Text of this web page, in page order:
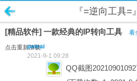
『=逆向工具=』
[精品软件] 一款经典的IP转向工具 看
点击重新加载
pateai
2021-9-1 09:28
QQ截图